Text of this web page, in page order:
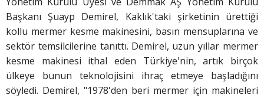
Başkanı Şuayp Demirel, Kaklık'taki şirketinin ürettiği
kollu mermer kesme makinesini, basın mensuplarına ve
sektör temsilcilerine tanıttı. Demirel, uzun yıllar mermer
kesme makinesi ithal eden Türkiye'nin, artık birçok
ülkeye bunun teknolojisini ihraç etmeye başladığını
söyledi. Demirel, "1978'den beri mermer için makineleri